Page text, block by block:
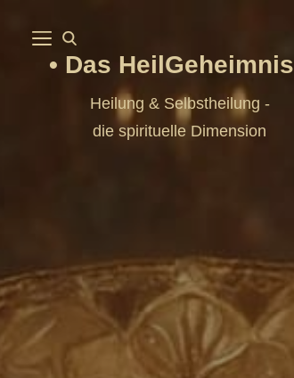
Das HeilGeheimnis
Heilung & Selbstheilung -
die spirituelle Dimension